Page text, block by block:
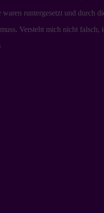
runtergesetzt und
Versteht mich nicht